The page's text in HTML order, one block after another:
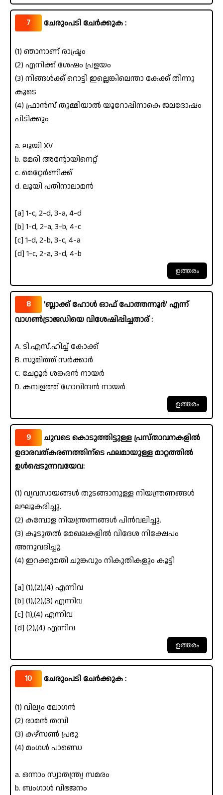
7 ചേരുംപടി ചേർക്കുക :
(1) ഞാനാണ് രാഷ്ട്രം
(2) എനിക്ക് ശേഷം പ്രളയം
(3) നിങ്ങൾക്ക് റൊട്ടി ഇല്ലെങ്കിലെന്താ കേക്ക് തിന്നു
കൂടെ
(4) ഫ്രാൻസ് തുമ്മിയാൽ യൂറോപ്പിനാകെ ജലദോഷം
പിടിക്കും
a. ലൂയി XV
b. മേരി അന്റോയിനെറ്റ്
c. മെറ്റേർണിക്ക്
d. ലൂയി പതിനാലാമൻ
[a] 1-c, 2-d, 3-a, 4-d
[b] 1-d, 2-a, 3-b, 4-c
[c] 1-d, 2-b, 3-c, 4-a
[d] 1-c, 2-a, 3-d, 4-b
8
'ബ്ലാക്ക് ഹോൾ ഓഫ് പോത്തന്നൂർ' എന്ന്
വാഗൺട്രാജഡിയെ വിശേഷിപ്പിച്ചതാര് :
A. ടി.എസ്.ഹിച്ച് കോക്ക്
B. സുമിത്ത് സർക്കാർ
C. ചേറ്റൂർ ശങ്കരൻ നായർ
D. കമ്പളത്ത് ഗോവിന്ദൻ നായർ
9
ചുവടെ കൊടുത്തിട്ടുള്ള പ്രസ്താവനകളിൽ
ഉദാരവത്കരണത്തിന്ടെ ഫലമായുള്ള മാറ്റത്തിൽ
ഉൾപ്പെടുന്നവയേവ:
(1) വ്യവസായങ്ങൾ തുടങ്ങാനുള്ള നിയന്ത്രണങ്ങൾ
ലഘൂകരിച്ചു.
(2) കമ്പോള നിയന്ത്രണങ്ങൾ പിൻവലിച്ചു.
(3) കൂടുതൽ മേഖലകളിൽ വിദേശ നിക്ഷേപം
അനുവദിച്ചു.
(4) ഇറക്കുമതി ചുങ്കവും നികുതികളും കൂട്ടി
[a] (1),(2),(4) എന്നിവ
[b] (1),(2),(3) എന്നിവ
[c] (1),(4) എന്നിവ
[d] (2),(4) എന്നിവ
10 ചേരുംപടി ചേർക്കുക :
(1) വില്യം ലോഗൻ
(2) രാമൻ തമ്പി
(3) കഴ്‌സൺ പ്രഭു
(4) മംഗൾ പാണ്ഡെ
a. ഒന്നാം സ്വാതന്ത്ര്യ സമരം
b. ബംഗാൾ വിഭജനം